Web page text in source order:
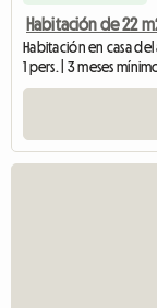
Habitación de 22
Habitación en casa
1 pers. | 3 meses